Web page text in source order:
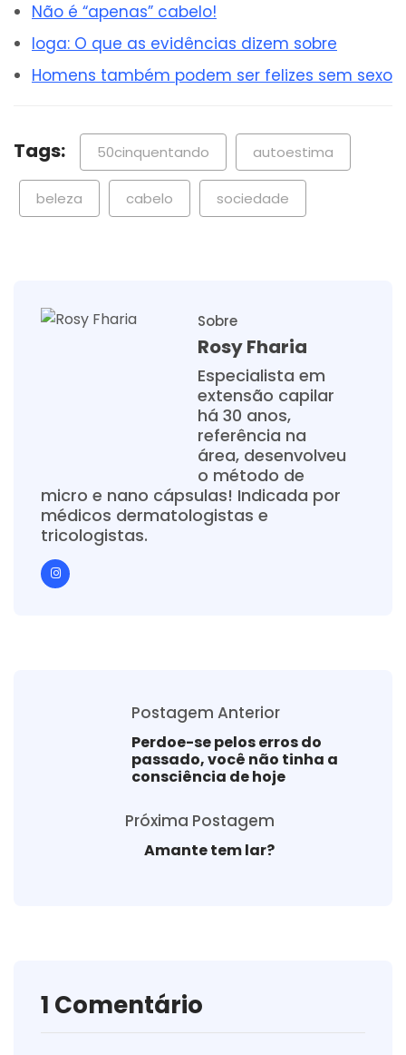
Não é “apenas” cabelo!
Ioga: O que as evidências dizem sobre
Homens também podem ser felizes sem sexo
Tags: 50cinquentando autoestima
beleza cabelo sociedade
Sobre
Rosy Fharia
Especialista em
extensão capilar
há 30 anos,
referência na
área, desenvolveu
o método de
micro e nano cápsulas! Indicada por
médicos dermatologistas e
tricologistas.
Postagem Anterior
Perdoe-se pelos erros do
passado, você não tinha a
consciência de hoje
Próxima Postagem
Amante tem lar?
1 Comentário